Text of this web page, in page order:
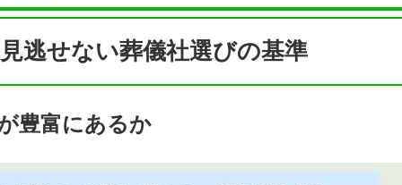
逃せない葬儀社選びの基準
豊富にあるか